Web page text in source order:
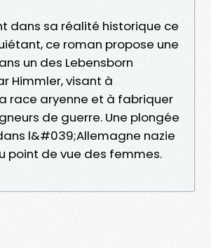
dans sa réalité historique ce
ce roman propose une
un des Lebensborn
Himmler, visant à
race aryenne et à fabriquer
de guerre. Une plongée
l&#039;Allemagne nazie
point de vue des femmes.